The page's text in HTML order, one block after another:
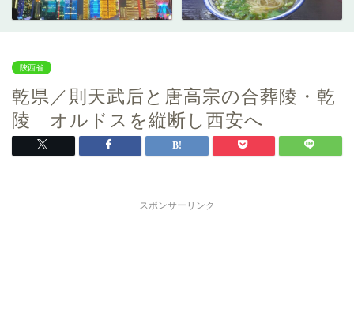
陝西省
乾県／則天武后と唐高宗の合葬陵・乾
陵 オルドスを縦断し西安へ
スポンサーリンク